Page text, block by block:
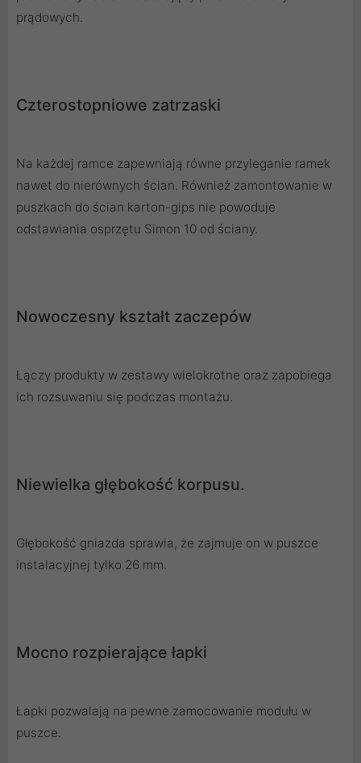
prądowych.
Czterostopniowe zatrzaski
Na każdej ramce zapewniają równe przyleganie ramek
nawet do nierównych ścian. Również zamontowanie w
puszkach do ścian karton-gips nie powoduje
odstawiania osprzętu Simon 10 od ściany.
Nowoczesny kształt zaczepów
Łączy produkty w zestawy wielokrotne oraz zapobiega
ich rozsuwaniu się podczas montażu.
Niewielka głębokość korpusu.
Głębokość gniazda sprawia, że zajmuje on w puszce
instalacyjnej tylko 26 mm.
Mocno rozpierające łapki
Łapki pozwalają na pewne zamocowanie modułu w
puszce.